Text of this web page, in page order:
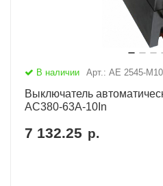
В наличии Арт.: АЕ 2545-
Выключатель
AC380-63А-10In
7 132.25 р.